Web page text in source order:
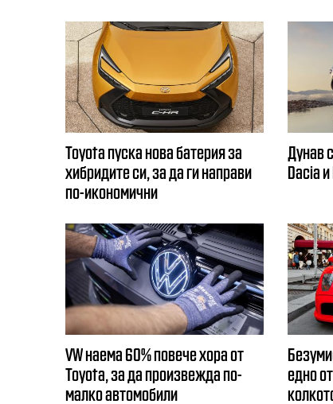
Toyota пуска нова батерия за
хибридите си, за да ги направи
по-икономични
Дунав
Dacia
VW наема 60% повече хора от
Toyota, за да произвежда по-
малко автомобили
едно